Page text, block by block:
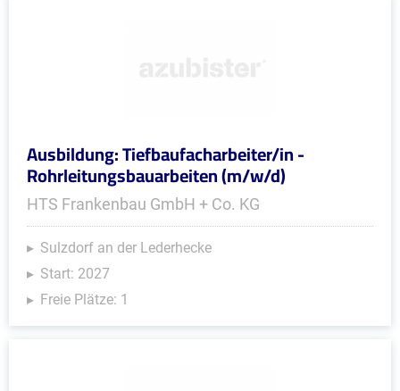
Ausbildung: Tiefbaufacharbeiter/in -
Rohrleitungsbauarbeiten (m/w/d)
HTS Frankenbau GmbH + Co. KG
Sulzdorf an der Lederhecke
Start: 2027
Freie Plätze: 1